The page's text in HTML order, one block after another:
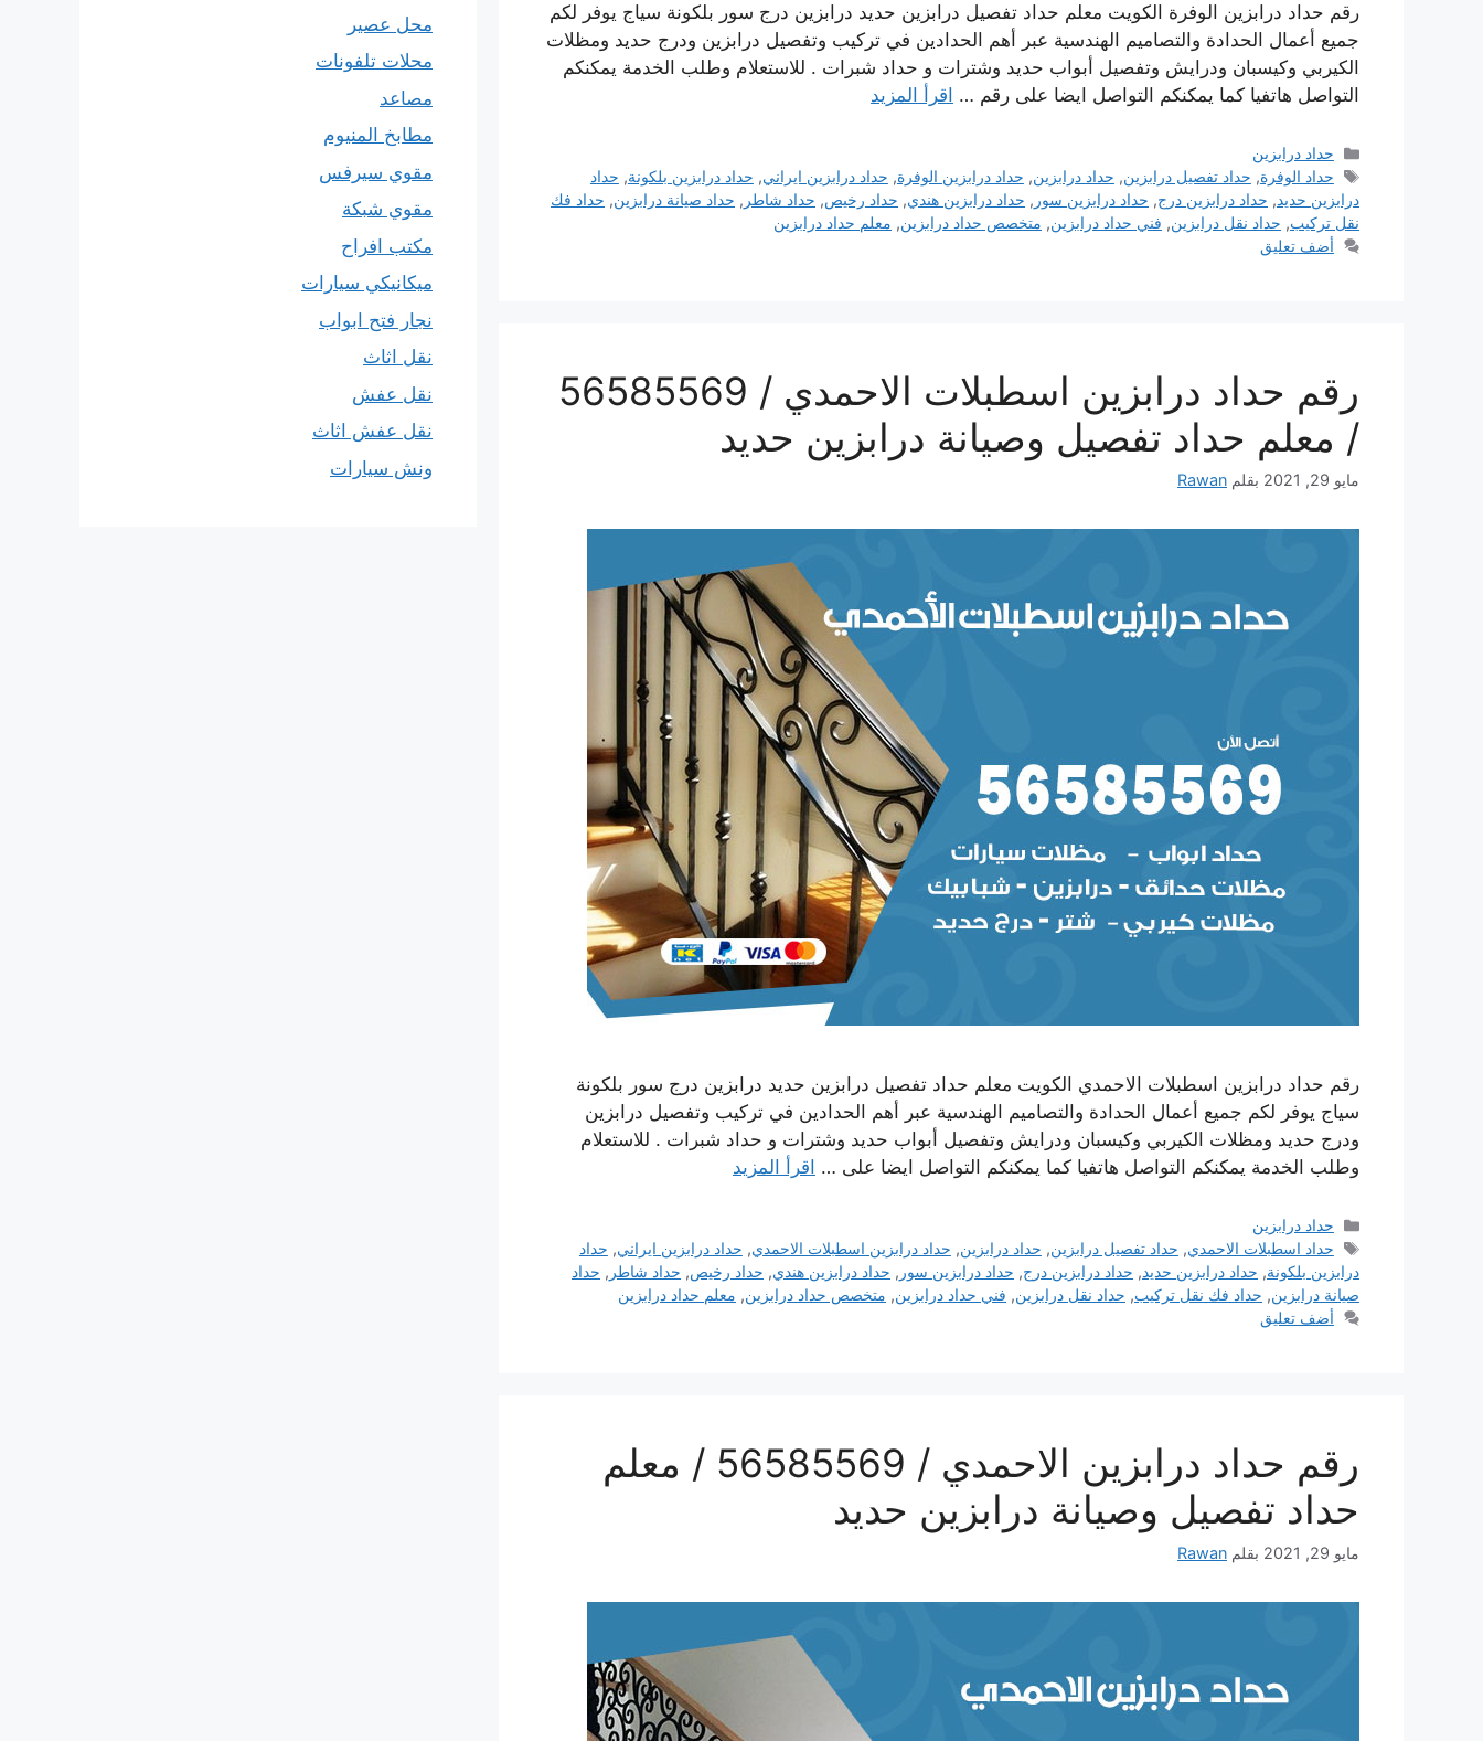
رقم حداد درابزين الوفرة الكويت معلم حداد تفصيل درابزين حديد درابزين درج سور بلكونة سياج يوفر لكم
جميع أعمال الحدادة والتصاميم الهندسية عبر أهم الحدادين في تركيب وتفصيل درابزين ودرج حديد ومظلات
الكيربي وكيسبان ودرايش وتفصيل أبواب حديد وشترات و حداد شبرات . للاستعلام وطلب الخدمة يمكنكم
التواصل هاتفيا كما يمكنكم التواصل ايضا على رقم … اقرأ المزيد
التصنيفات
حداد درابزين
الوسوم
حداد الوفرة, حداد تفصيل درابزين, حداد درابزين, حداد درابزين الوفرة, حداد درابزين ايراني, حداد درابزين بلكونة, حداد
درابزين حديد, حداد درابزين درج, حداد درابزين سور , حداد درابزين هندي, حداد رخيص, حداد شاطر , حداد صيانة درابزين, حداد فك
نقل تركيب, حداد نقل درابزين, فني حداد درابزين, متخصص حداد درابزين, معلم حداد درابزين
أضف تعليق
رقم حداد درابزين اسطبلات الاحمدي / 56585569
/ معلم حداد تفصيل وصيانة درابزين حديد
مايو 29, 2021 بقلم Rawan
رقم حداد درابزين اسطبلات الاحمدي الكويت معلم حداد تفصيل درابزين حديد درابزين درج سور بلكونة
سياج يوفر لكم جميع أعمال الحدادة والتصاميم الهندسية عبر أهم الحدادين في تركيب وتفصيل درابزين
ودرج حديد ومظلات الكيربي وكيسبان ودرايش وتفصيل أبواب حديد وشترات و حداد شبرات . للاستعلام
وطلب الخدمة يمكنكم التواصل هاتفيا كما يمكنكم التواصل ايضا على … اقرأ المزيد
التصنيفات
حداد درابزين
الوسوم
حداد اسطبلات الاحمدي, حداد تفصيل درابزين, حداد درابزين, حداد درابزين اسطبلات الاحمدي, حداد درابزين ايراني, حداد
درابزين بلكونة, حداد درابزين حديد, حداد درابزين درج, حداد درابزين سور , حداد درابزين هندي, حداد رخيص, حداد شاطر , حداد
صيانة درابزين, حداد فك نقل تركيب, حداد نقل درابزين, فني حداد درابزين, متخصص حداد درابزين, معلم حداد درابزين
أضف تعليق
رقم حداد درابزين الاحمدي / 56585569 / معلم
حداد تفصيل وصيانة درابزين حديد
مايو 29, 2021 بقلم Rawan
محل عصير
محلات تلفونات
مصاعد
مطابخ المنيوم
مقوي سيرفس
مقوي شبكة
مكتب افراح
ميكانيكي سيارات
نجار فتح ابواب
نقل اثاث
نقل عفش
نقل عفش اثاث
ونش سيارات